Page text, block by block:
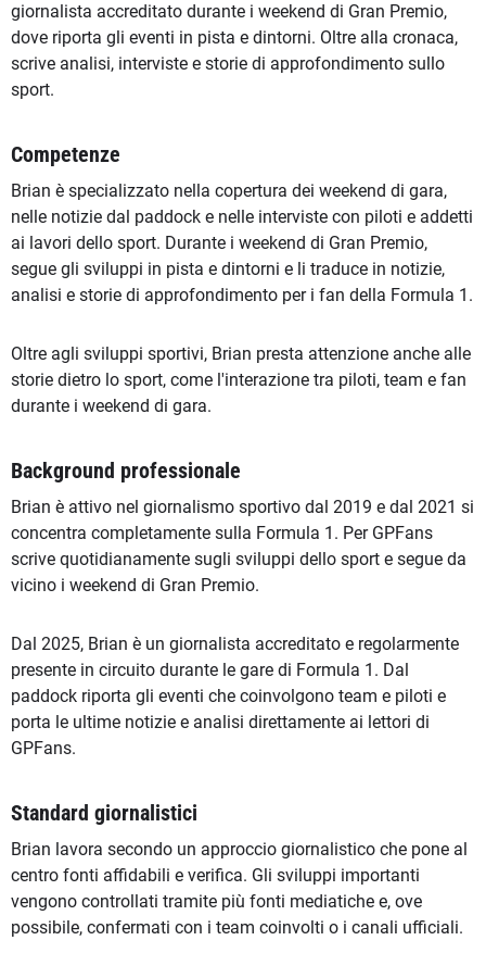
giornalista accreditato durante i weekend di Gran Premio,
dove riporta gli eventi in pista e dintorni. Oltre alla cronaca,
scrive analisi, interviste e storie di approfondimento sullo
sport.
Competenze
Brian è specializzato nella copertura dei weekend di gara,
nelle notizie dal paddock e nelle interviste con piloti e addetti
ai lavori dello sport. Durante i weekend di Gran Premio,
segue gli sviluppi in pista e dintorni e li traduce in notizie,
analisi e storie di approfondimento per i fan della Formula 1.
Oltre agli sviluppi sportivi, Brian presta attenzione anche alle
storie dietro lo sport, come l'interazione tra piloti, team e fan
durante i weekend di gara.
Background professionale
Brian è attivo nel giornalismo sportivo dal 2019 e dal 2021 si
concentra completamente sulla Formula 1. Per GPFans
scrive quotidianamente sugli sviluppi dello sport e segue da
vicino i weekend di Gran Premio.
Dal 2025, Brian è un giornalista accreditato e regolarmente
presente in circuito durante le gare di Formula 1. Dal
paddock riporta gli eventi che coinvolgono team e piloti e
porta le ultime notizie e analisi direttamente ai lettori di
GPFans.
Standard giornalistici
Brian lavora secondo un approccio giornalistico che pone al
centro fonti affidabili e verifica. Gli sviluppi importanti
vengono controllati tramite più fonti mediatiche e, ove
possibile, confermati con i team coinvolti o i canali ufficiali.